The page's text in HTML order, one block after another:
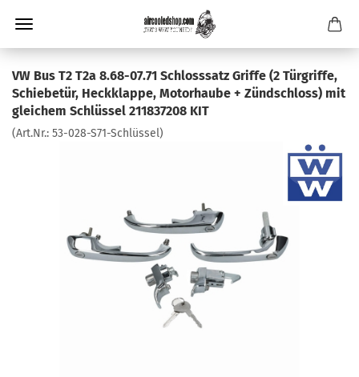
VW Bus T2 T2a 8.68-07.71 Schlosssatz Griffe (2 Türgriffe,
Schiebetür, Heckklappe, Motorhaube + Zündschloss) mit
gleichem Schlüssel 211837208 KIT
(Art.Nr.: 53-028-S71-Schlüssel)